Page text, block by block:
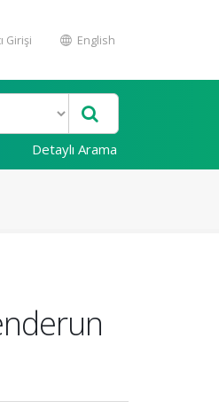
Girişi English
Detaylı Arama